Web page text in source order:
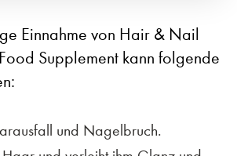
Einnahme von Hair & Nail
Supplement kann folgende
und Nagelbruch.